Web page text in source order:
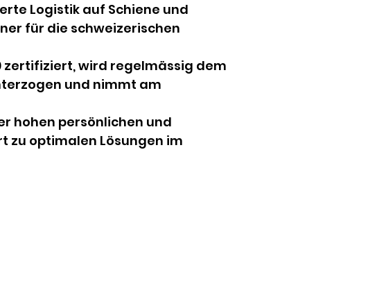
Logistik auf Schiene und
für die schweizerischen
zertifiziert, wird regelmässig dem
und nimmt am
hohen persönlichen und
zu optimalen Lösungen im